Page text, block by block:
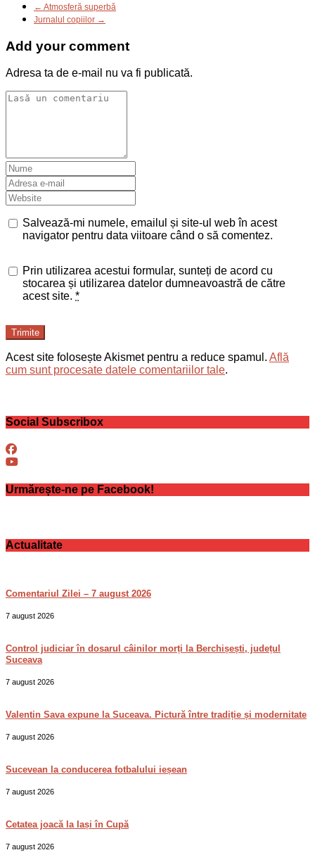
← Atmosferă superbă
Jurnalul copiilor →
Add your comment
Adresa ta de e-mail nu va fi publicată.
Salvează-mi numele, emailul și site-ul web în acest
navigator pentru data viitoare când o să comentez.
Prin utilizarea acestui formular, sunteți de acord cu
stocarea și utilizarea datelor dumneavoastră de către
acest site. *
Trimite
Acest site folosește Akismet pentru a reduce spamul. Află
cum sunt procesate datele comentariilor tale.
Social Subscribox
Urmărește-ne pe Facebook!
Actualitate
Comentariul Zilei – 7 august 2026
7 august 2026
Control judiciar în dosarul câinilor morți la Berchișești, județul
Suceava
7 august 2026
Valentin Sava expune la Suceava. Pictură între tradiție și modernitate
7 august 2026
Sucevean la conducerea fotbalului ieșean
7 august 2026
Cetatea joacă la Iași în Cupă
7 august 2026